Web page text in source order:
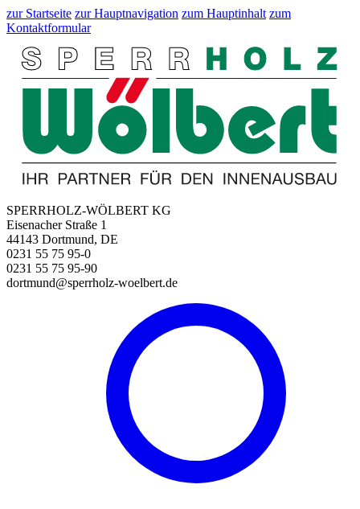
zur Startseite zur Hauptnavigation zum Hauptinhalt zum
Kontaktformular
SPERRHOLZ-WÖLBERT KG
Eisenacher Straße 1
44143 Dortmund, DE
0231 55 75 95-0
0231 55 75 95-90
dortmund@sperrholz-woelbert.de